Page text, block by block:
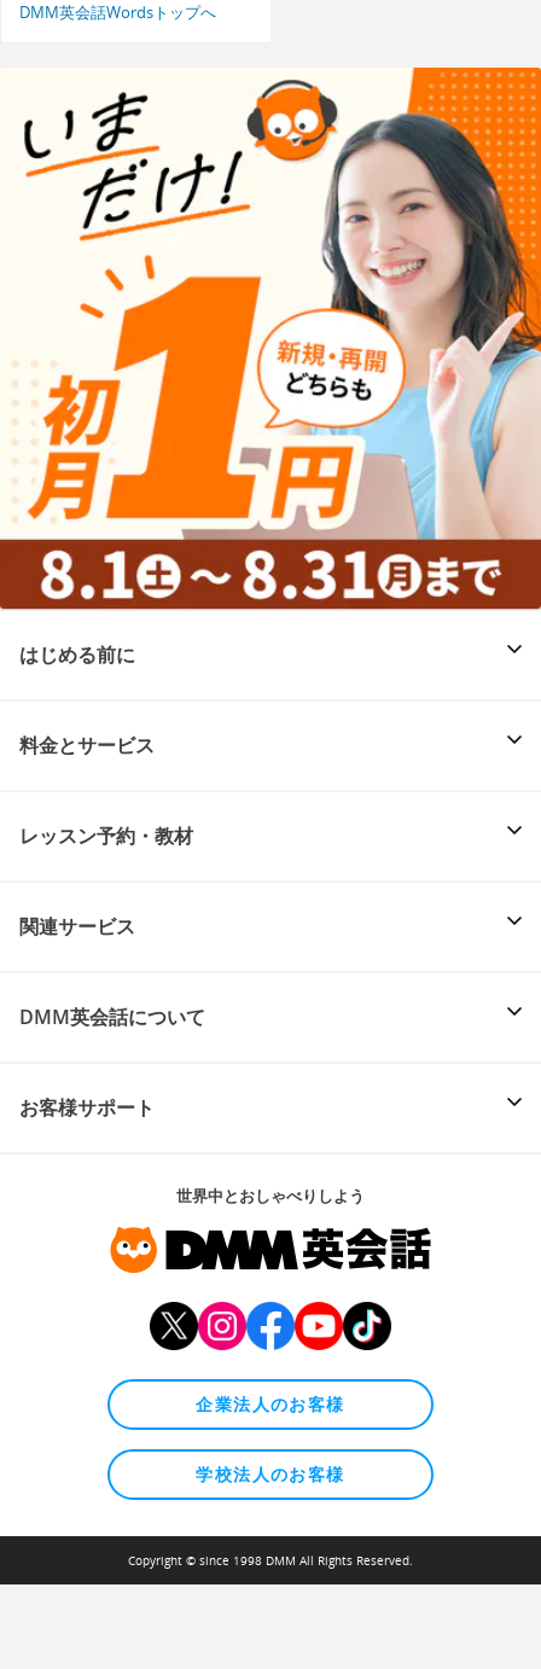
DMM英会話Wordsトップへ
はじめる前に
料金とサービス
レッスン予約・教材
関連サービス
DMM英会話について
お客様サポート
世界中とおしゃべりしよう
企業法人のお客様
学校法人のお客様
Copyright © since 1998 DMM All Rights Reserved.